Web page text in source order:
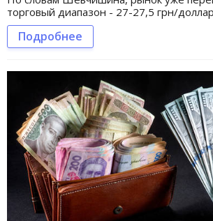
торговый диапазон - 27-27,5 грн/
Подробнее